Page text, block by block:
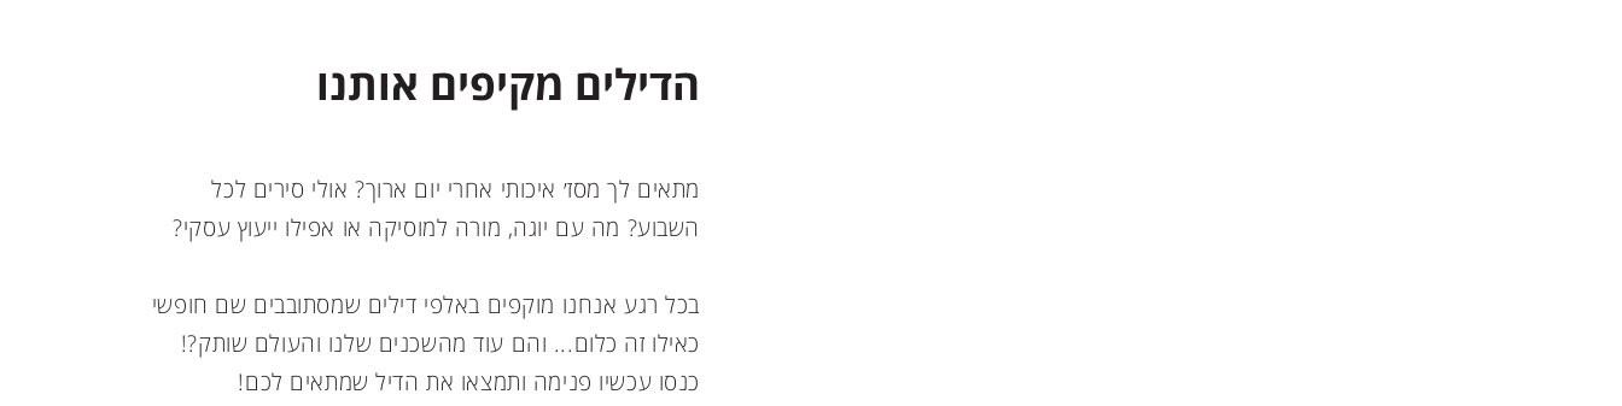
הדילים מקיפים אותנו
מתאים לך מסז׳ איכותי אחרי יום ארוך? אולי סירים לכל
השבוע? מה עם יוגה, מורה למוסיקה או אפילו ייעוץ עסקי?
בכל רגע אנחנו מוקפים באלפי דילים שמסתובבים שם חופשי
כאילו זה כלום... והם עוד מהשכנים שלנו והעולם שותק?!
כנסו עכשיו פנימה ותמצאו את הדיל שמתאים לכם!